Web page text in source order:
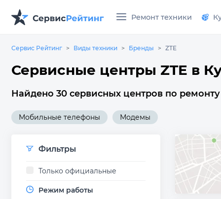
Ремонт техники
Сервис Рейтинг Виды техники Бренды ZTE
Сервисные центры ZTE в
Найдено 30 сервисных центров по ремонту
Мобильные телефоны Модемы
Фильтры
Только официальные
Режим работы